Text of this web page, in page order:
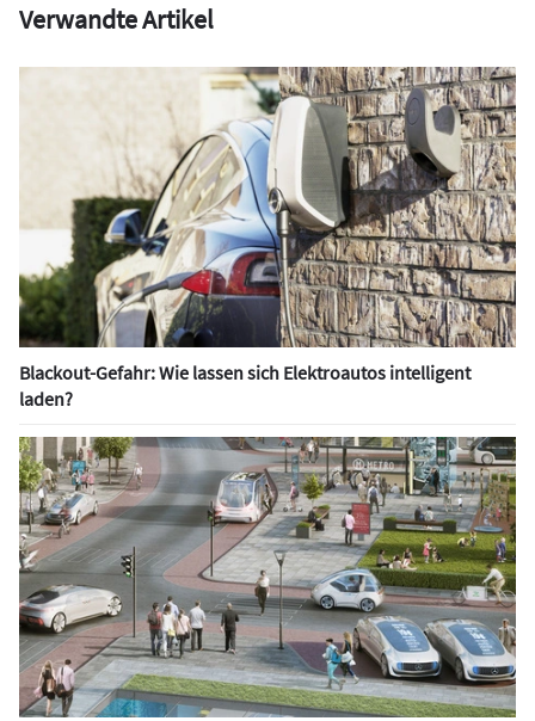
Verwandte Artikel
Blackout-Gefahr: Wie lassen sich Elektroautos intelligent
laden?